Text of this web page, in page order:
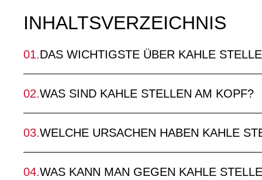
INHALTSVERZEICHNIS
DAS WICHTIGSTE ÜBER KAHLE
WAS SIND KAHLE STELLEN AM KOPF?
WELCHE URSACHEN HABEN KAHLE
WAS KANN MAN GEGEN KAHLE